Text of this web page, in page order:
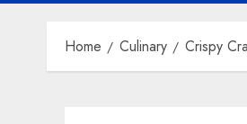
Home Culinary Crispy